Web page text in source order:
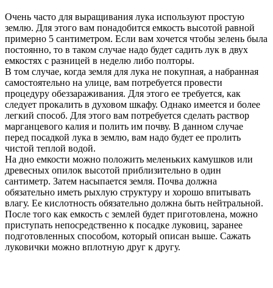
Очень часто для выращивания лука используют простую
землю. Для этого вам понадобится емкость высотой равной
примерно 5 сантиметром. Если вам хочется чтобы зелень была
постоянно, то в таком случае надо будет садить лук в двух
емкостях с разницей в неделю либо полторы.
В том случае, когда земля для лука не покупная, а набранная
самостоятельно на улице, вам потребуется провести
процедуру обеззараживания. Для этого ее требуется, как
следует прокалить в духовом шкафу. Однако имеется и более
легкий способ. Для этого вам потребуется сделать раствор
марганцевого калия и полить им почву. В данном случае
перед посадкой лука в землю, вам надо будет ее пролить
чистой теплой водой.
На дно емкости можно положить меленьких камушков или
древесных опилок высотой приблизительно в один
сантиметр. Затем насыпается земля. Почва должна
обязательно иметь рыхлую структуру и хорошо впитывать
влагу. Ее кислотность обязательно должна быть нейтральной.
После того как емкость с землей будет приготовлена, можно
приступать непосредственно к посадке луковиц, заранее
подготовленных способом, который описан выше. Сажать
луковички можно вплотную друг к другу.